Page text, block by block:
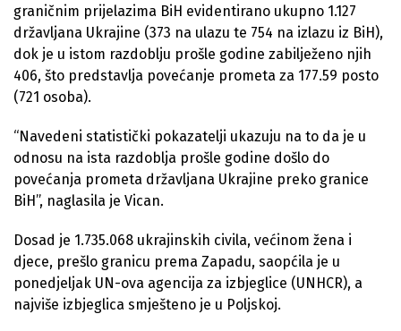
graničnim prijelazima BiH evidentirano ukupno 1.127
državljana Ukrajine (373 na ulazu te 754 na izlazu iz BiH),
dok je u istom razdoblju prošle godine zabilježeno njih
406, što predstavlja povećanje prometa za 177.59 posto
(721 osoba).
“Navedeni statistički pokazatelji ukazuju na to da je u
odnosu na ista razdoblja prošle godine došlo do
povećanja prometa državljana Ukrajine preko granice
BiH”, naglasila je Vican.
Dosad je 1.735.068 ukrajinskih civila, većinom žena i
djece, prešlo granicu prema Zapadu, saopćila je u
ponedjeljak UN-ova agencija za izbjeglice (UNHCR), a
najviše izbjeglica smješteno je u Poljskoj.